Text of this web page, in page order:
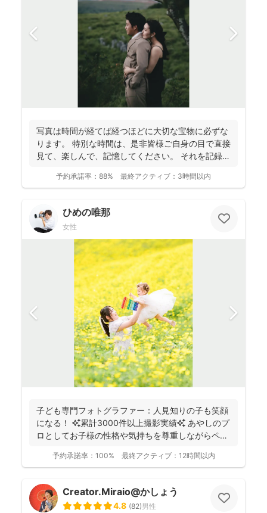
写真は時間が経てば経つほどに大切な宝物に必ずな
ります。 特別な時間は、是非皆様ご自身の目で直接
見て、楽しんで、記憶してください。 それを記録す
予約承諾率： 88% 最終アクティブ： 3時間以内
ひめの唯那
女性
子ども専門フォトグラファー：人見知りの子も笑顔
になる！ ✨累計3000件以上撮影実績✨ あやしのプ
ロとしてお子様の性格や気持ちを尊重しながらペー
予約承諾率： 100% 最終アクティブ： 12時間以内
Creator.Miraio@かしょう
4.8 (82)男性